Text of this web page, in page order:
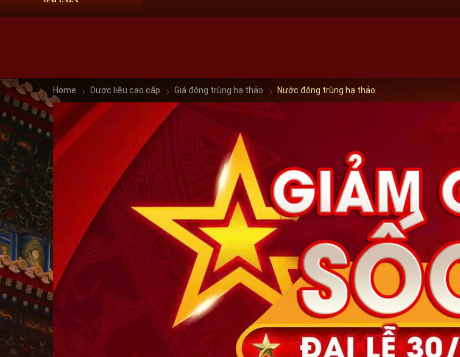
Home Dược liệu cao cấp Giá đông trùng hạ thảo Nước đông trùng hạ thảo